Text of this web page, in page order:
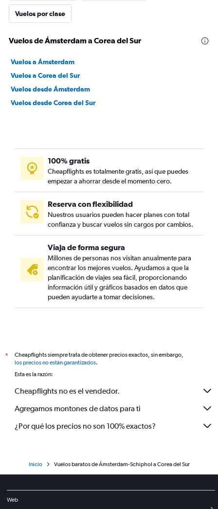
Vuelos por clase
Vuelos de Ámsterdam a Corea del Sur
Vuelos a Ámsterdam
Vuelos a Corea del Sur
Vuelos desde Ámsterdam
Vuelos desde Corea del Sur
100% gratis
Cheapflights es totalmente gratis, así que puedes
empezar a ahorrar desde el momento cero.
Reserva con flexibilidad
Nuestros usuarios pueden hacer planes con total
confianza y buscar vuelos sin cargos por cambios.
Viaja de forma segura
Millones de personas nos visitan anualmente para
encontrar los mejores vuelos. Ayudamos a que la
planificación de viajes sea fácil, proporcionando
información útil y gráficos basados en datos que
pueden ayudarte a tomar decisiones.
*
Cheapflights siempre trata de obtener precios exactos, sin embargo,
los precios no están garantizados.
Esta es la razón:
Cheapflights no es el vendedor.
Agregamos montones de datos para ti
¿Por qué los precios no son 100% exactos?
Inicio Vuelos baratos de Ámsterdam-Schiphol a Corea del Sur
Web